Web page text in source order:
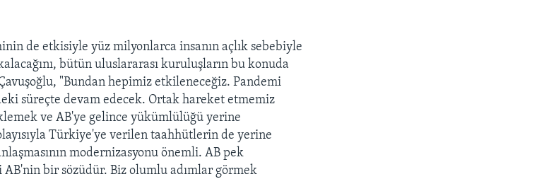
de etkisiyle yüz milyonlarca insanın açlık sebebiyle
bütün uluslararası kuruluşların bu konuda
"Bundan hepimiz etkileneceğiz. Pandemi
süreçte devam edecek. Ortak hareket etmemiz
ve AB'ye gelince yükümlülüğü yerine
Türkiye'ye verilen taahhütlerin de yerine
modernizasyonu önemli. AB pek
AB'nin bir sözüdür. Biz olumlu adımlar görmek